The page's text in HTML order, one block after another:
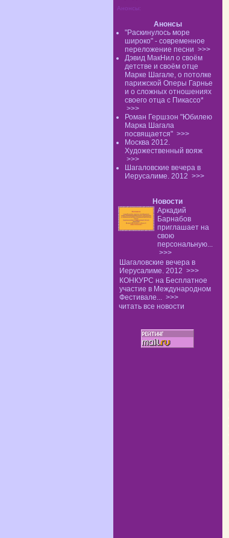
Анонсы:
Анонсы
"Раскинулось море
широко" - современное
переложение песни >>>
Дэвид МакНил о своём
детстве и своём отце
Марке Шагале, о потолке
парижской Оперы Гарнье
и о сложных отношениях
своего отца с Пикассо*
>>>
Роман Гершзон "Юбилею
Марка Шагала
посвящается" >>>
Москва 2012.
Художественный вояж
>>>
Шагаловские вечера в
Иерусалиме. 2012 >>>
Новости
Аркадий
Барнабов
приглашает на
свою
персональную...
>>>
Шагаловские вечера в
Иерусалиме. 2012 >>>
КОНКУРС на Бесплатное
участие в Международном
Фестивале... >>>
читать все новости